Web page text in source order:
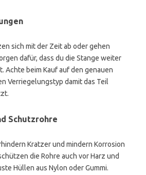
sich mit der Zeit ab oder gehen
dafür, dass du die Stange weiter
Achte beim Kauf auf den genauen
Verriegelungstyp damit das Teil
Schutzrohre
Kratzer und mindern Korrosion
die Rohre auch vor Harz und
Hüllen aus Nylon oder Gummi.